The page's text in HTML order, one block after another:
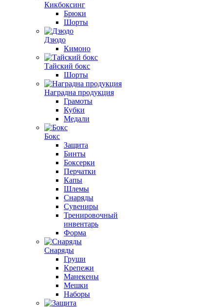
Кикбоксинг
Брюки
Шорты
Дзюдо
Кимоно
Тайский бокс
Шорты
Наградна продукция
Грамоты
Кубки
Медали
Бокс
Защита
Бинты
Боксерки
Перчатки
Капы
Шлемы
Снаряды
Сувениры
Тренировочный
инвентарь
Форма
Снаряды
Груши
Крепежи
Манекены
Мешки
Наборы